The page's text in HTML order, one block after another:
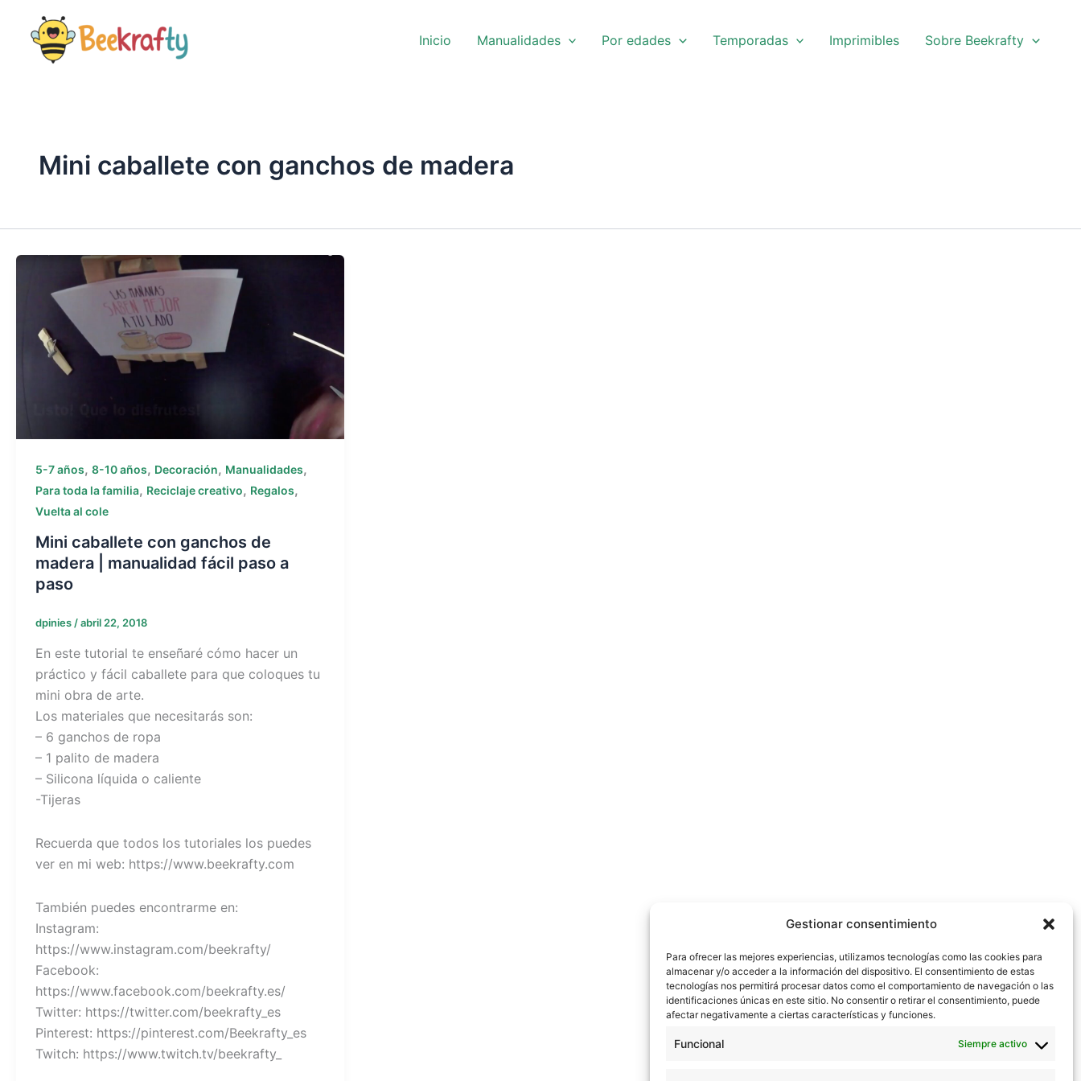
Gestionar consentimiento
Para ofrecer las mejores experiencias, utilizamos tecnologías como las cookies para
almacenar y/o acceder a la información del dispositivo. El consentimiento de estas
tecnologías nos permitirá procesar datos como el comportamiento de navegación o las
identificaciones únicas en este sitio. No consentir o retirar el consentimiento, puede
afectar negativamente a ciertas características y funciones.
Funcional Siempre activo
contenido
Inicio Manualidades Por edades Temporadas Imprimibles Sobre Beekrafty
Mini caballete con ganchos de madera
5-7 años, 8-10 años, Decoración, Manualidades,
Para toda la familia, Reciclaje creativo, Regalos,
Vuelta al cole
Mini caballete con ganchos de
madera | manualidad fácil paso a
paso
dpinies/abril 22, 2018
En este tutorial te enseñaré cómo hacer un
práctico y fácil caballete para que coloques tu
mini obra de arte.
Los materiales que necesitarás son:
– 6 ganchos de ropa
– 1 palito de madera
– Silicona líquida o caliente
-Tijeras
Recuerda que todos los tutoriales los puedes
ver en mi web: https://www.beekrafty.com
También puedes encontrarme en:
Instagram:
https://www.instagram.com/beekrafty/
Facebook:
https://www.facebook.com/beekrafty.es/
Twitter: https://twitter.com/beekrafty_es
Pinterest: https://pinterest.com/Beekrafty_es
Twitch: https://www.twitch.tv/beekrafty_